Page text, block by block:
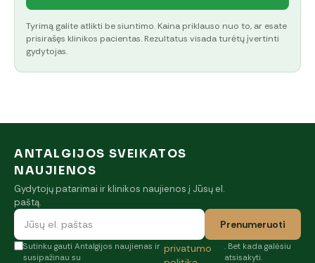
Tyrimą galite atlikti be siuntimo. Kaina priklauso nuo to, ar esate
prisirašęs klinikos pacientas. Rezultatus visada turėtų įvertinti
gydytojas.
ANTALGIJOS SVEIKATOS
NAUJIENOS
Gydytojų patarimai ir klinikos naujienos į Jūsų el.
paštą.
Prenumeruoti
Sutinku gauti Antalgijos naujienas ir
susipažinau su
privatumo
. Bet kada galėsiu
atsisakyti.